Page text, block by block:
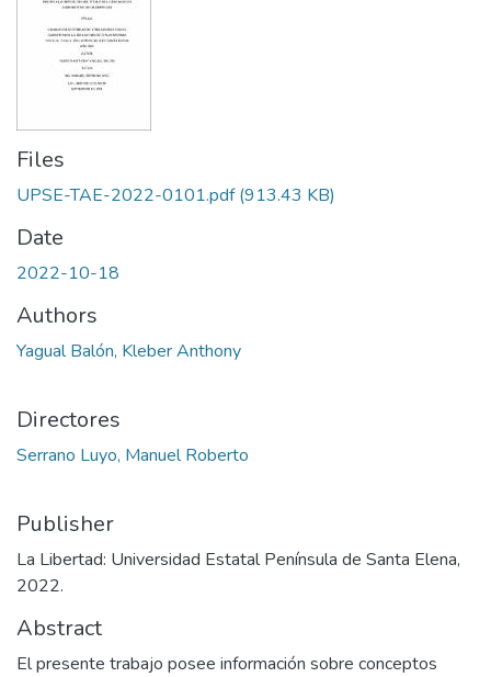
Files
UPSE-TAE-2022-0101.pdf(913.43 KB)
Date
2022-10-18
Authors
Yagual Balón, Kleber Anthony
Directores
Serrano Luyo, Manuel Roberto
Publisher
La Libertad: Universidad Estatal Península de Santa Elena,
2022.
Abstract
El presente trabajo posee información sobre conceptos